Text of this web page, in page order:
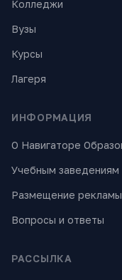
Колледжи
Вузы
Курсы
Лагеря
ИНФОРМАЦИЯ
О Навигаторе
Учебным заведениям
Размещение рекламы
Вопросы и ответы
РАССЫЛКА